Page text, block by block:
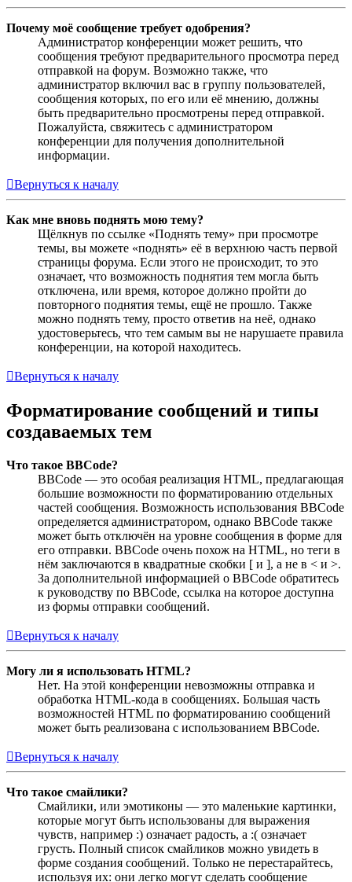
Почему моё сообщение требует одобрения?
Администратор конференции может решить, что
сообщения требуют предварительного просмотра перед
отправкой на форум. Возможно также, что
администратор включил вас в группу пользователей,
сообщения которых, по его или её мнению, должны
быть предварительно просмотрены перед отправкой.
Пожалуйста, свяжитесь с администратором
конференции для получения дополнительной
информации.
Вернуться к началу
Как мне вновь поднять мою тему?
Щёлкнув по ссылке «Поднять тему» при просмотре
темы, вы можете «поднять» её в верхнюю часть первой
страницы форума. Если этого не происходит, то это
означает, что возможность поднятия тем могла быть
отключена, или время, которое должно пройти до
повторного поднятия темы, ещё не прошло. Также
можно поднять тему, просто ответив на неё, однако
удостоверьтесь, что тем самым вы не нарушаете правила
конференции, на которой находитесь.
Вернуться к началу
Форматирование сообщений и типы
создаваемых тем
Что такое BBCode?
BBCode — это особая реализация HTML, предлагающая
большие возможности по форматированию отдельных
частей сообщения. Возможность использования BBCode
определяется администратором, однако BBCode также
может быть отключён на уровне сообщения в форме для
его отправки. BBCode очень похож на HTML, но теги в
нём заключаются в квадратные скобки [ и ], а не в < и >.
За дополнительной информацией о BBCode обратитесь
к руководству по BBCode, ссылка на которое доступна
из формы отправки сообщений.
Вернуться к началу
Могу ли я использовать HTML?
Нет. На этой конференции невозможны отправка и
обработка HTML-кода в сообщениях. Большая часть
возможностей HTML по форматированию сообщений
может быть реализована с использованием BBCode.
Вернуться к началу
Что такое смайлики?
Смайлики, или эмотиконы — это маленькие картинки,
которые могут быть использованы для выражения
чувств, например :) означает радость, а :( означает
грусть. Полный список смайликов можно увидеть в
форме создания сообщений. Только не перестарайтесь,
используя их: они легко могут сделать сообщение